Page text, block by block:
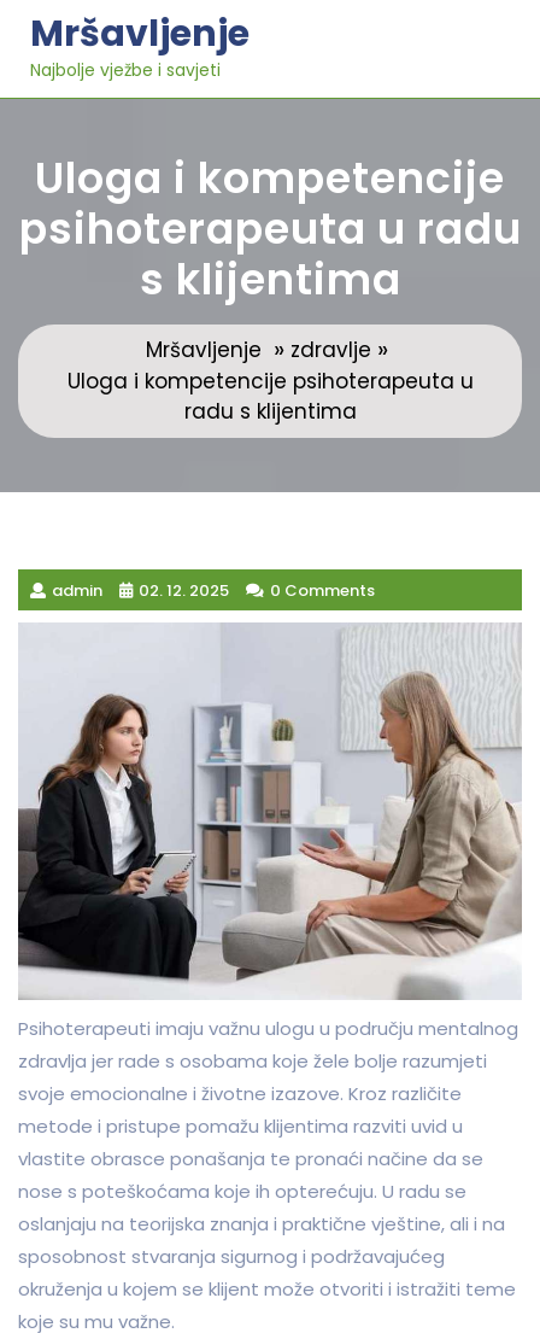
content
Mršavljenje
Najbolje vježbe i savjeti
Uloga i kompetencije
psihoterapeuta u radu
s klijentima
Mršavljenje » zdravlje »
Uloga i kompetencije psihoterapeuta u
radu s klijentima
admin 02. 12. 2025 0 Comments
Psihoterapeuti imaju važnu ulogu u području mentalnog
zdravlja jer rade s osobama koje žele bolje razumjeti
svoje emocionalne i životne izazove. Kroz različite
metode i pristupe pomažu klijentima razviti uvid u
vlastite obrasce ponašanja te pronaći načine da se
nose s poteškoćama koje ih opterećuju. U radu se
oslanjaju na teorijska znanja i praktične vještine, ali i na
sposobnost stvaranja sigurnog i podržavajućeg
okruženja u kojem se klijent može otvoriti i istražiti teme
koje su mu važne.